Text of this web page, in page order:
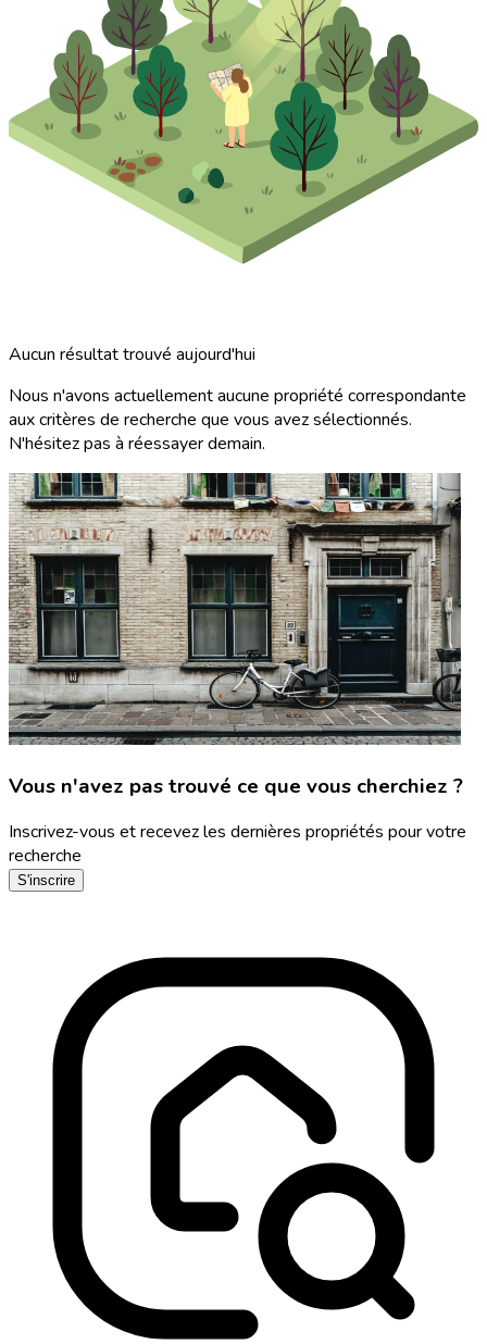
Aucun résultat trouvé aujourd'hui
Nous n'avons actuellement aucune propriété correspondante
aux critères de recherche que vous avez sélectionnés.
N'hésitez pas à réessayer demain.
Vous n'avez pas trouvé ce que vous cherchiez ?
Inscrivez-vous et recevez les dernières propriétés pour votre
recherche
S'inscrire